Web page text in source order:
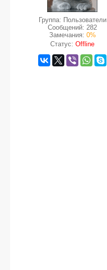
Группа: Пользователи
Сообщений: 282
Замечания: 0%
Статус: Offline